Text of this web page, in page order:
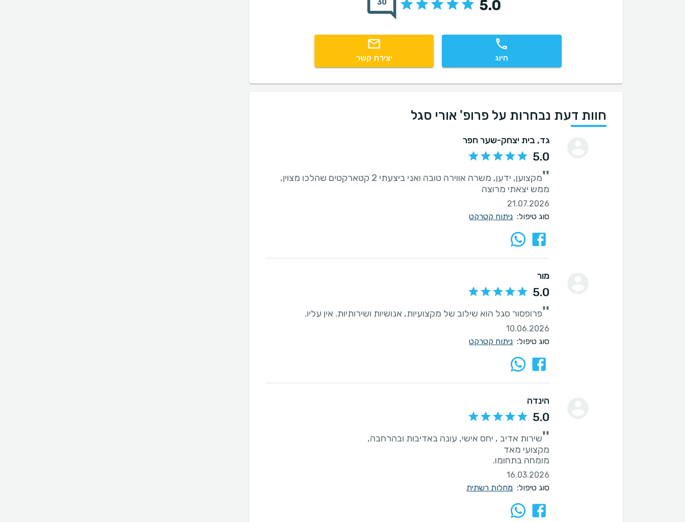
5.0
30
חיוג יצירת קשר
חוות דעת נבחרות על פרופ' אורי סגל
גד, בית יצחק-שער חפר
5.0
''
מקצוען, ידען, משרה אווירה טובה ואני ביצעתי 2 קטארקטים שהלכו מצוין,
ממש יצאתי מרוצה
21.07.2026
סוג טיפול: ניתוח קטרקט
מור
5.0
''פרופסור סגל הוא שילוב של מקצועיות, אנושיות ושירותיות. אין עליו.
10.06.2026
סוג טיפול: ניתוח קטרקט
הינדה
5.0
''
מומחה בתחומו.
16.03.2026
סוג טיפול: מחלות רשתית